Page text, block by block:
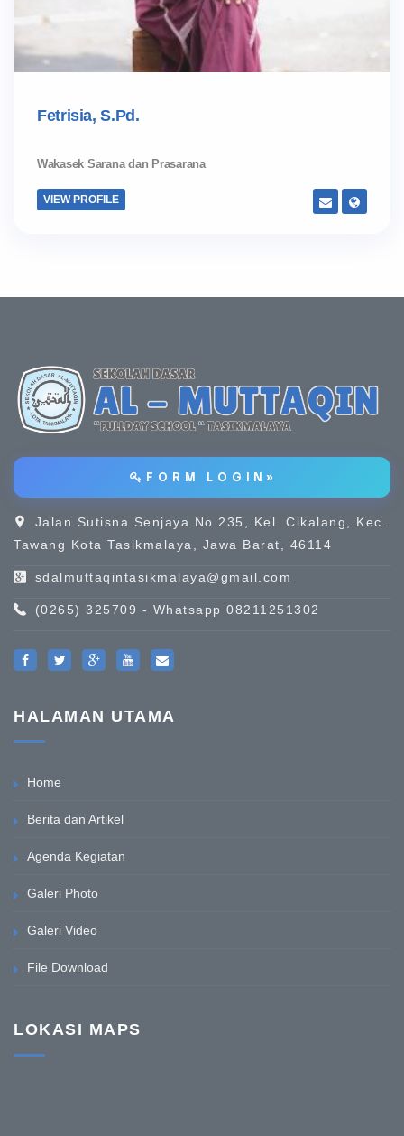
Fetrisia, S.Pd.
Wakasek Sarana dan Prasarana
VIEW PROFILE
F O R M L O G I N »
Jalan Sutisna Senjaya No 235, Kel. Cikalang, Kec.
Tawang Kota Tasikmalaya, Jawa Barat, 46114
sdalmuttaqintasikmalaya@gmail.com
(0265) 325709 - Whatsapp 08211251302
HALAMAN UTAMA
Home
Berita dan Artikel
Agenda Kegiatan
Galeri Photo
Galeri Video
File Download
LOKASI MAPS